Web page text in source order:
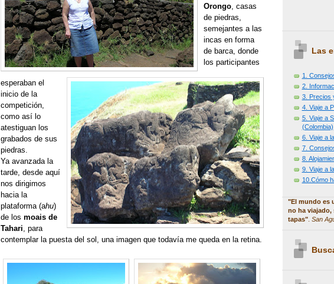
Orongo, casas
de piedras,
semejantes a las
incas en forma
de barca, donde
los participantes
esperaban el
inicio de la
competición,
como así lo
atestiguan los
grabados de sus
piedras.
Ya avanzada la
tarde, desde aquí
nos dirigimos
hacia la
plataforma (ahu)
de los moais de
Tahari , para
contemplar la puesta del sol, una imagen que todavía me queda en la retina.
Las
1.
2.
3. Precios
4. Viaje a
5. Viaje a
(Colombia)
6. Viaje a
7.
8.
9. Viaje a
10.Cómo
"El mundo es
no ha viajado,
tapas". San